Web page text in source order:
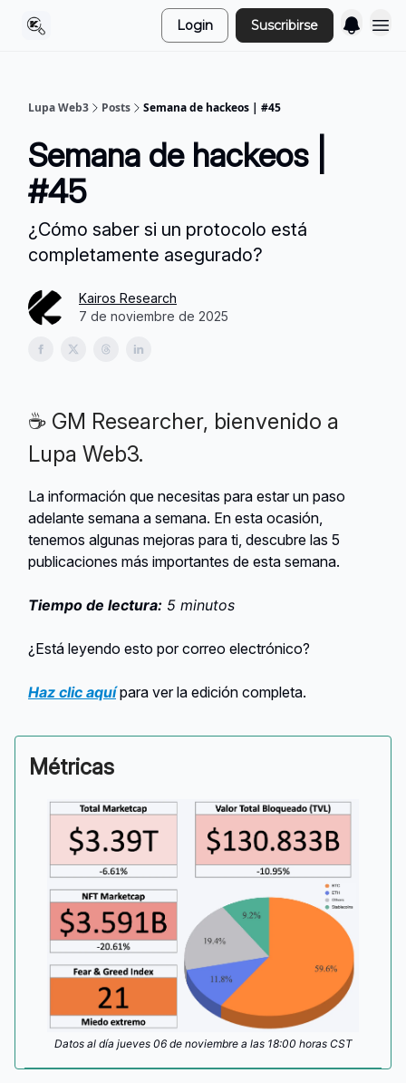
Login Suscribirse
Lupa Web3 Posts Semana de hackeos | #45
Semana de hackeos |
#45
¿Cómo saber si un protocolo está
completamente asegurado?
Kairos Research
7 de noviembre de 2025
☕ GM Researcher, bienvenido a
Lupa Web3.
La información que necesitas para estar un paso
adelante semana a semana. En esta ocasión,
tenemos algunas mejoras para ti, descubre las 5
publicaciones más importantes de esta semana.
Tiempo de lectura: 5 minutos
¿Está leyendo esto por correo electrónico?
Haz clic aquípara ver la edición completa.
Métricas
Datos al día jueves 06 de noviembre a las 18:00 horas CST